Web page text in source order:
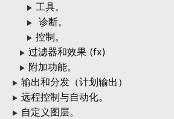
▶ 工具。
▶ 诊断。
▶ 控制。
▶ 过滤器和效果 (fx)
▶ 附加功能。
▶ 输出和分发（计划输出）
▶ 远程控制与自动化。
▶ 自定义图层。